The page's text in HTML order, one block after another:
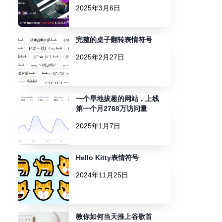
2025年3月6日
完整的桌子翻转表情符号
2025年2月27日
一个旱地拔葱的网站，上线
第一个月2768万访问量
2025年1月7日
Hello Kitty表情符号
2024年11月25日
教你如何当天推上谷歌首